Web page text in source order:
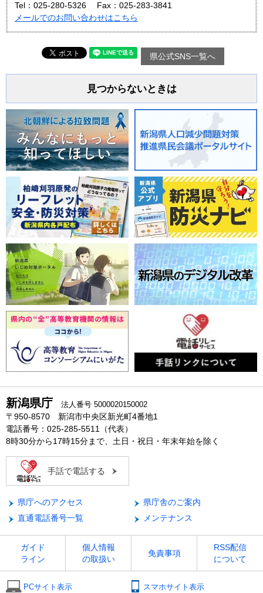
Tel：025-280-5326
Fax：025-283-3841
メールでのお問い合わせはこちら
県公式SNS一覧へ
見つからないときは
新潟県庁 法人番号 5000020150002
〒950-8570 新潟市中央区新光町4番地1
電話番号：025-285-5511（代表）
8時30分から17時15分まで、土日・祝日・年末年始を除く
手話で電話する
県庁へのアクセス
県庁舎のご案内
直通電話番号一覧
メンテナンス
ガイド
ライン
個人情報
の取扱い
免責事項
RSS配信
について
PCサイト表示 スマホサイト表示